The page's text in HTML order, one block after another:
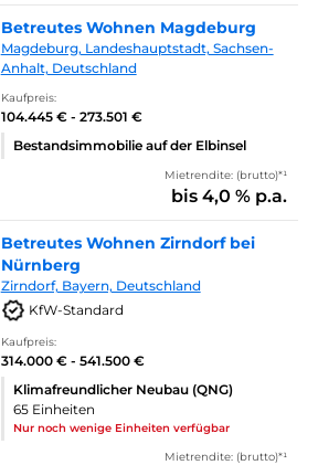
Betreutes Wohnen Magdeburg
Magdeburg, Landeshauptstadt, Sachsen-
Anhalt, Deutschland
Kaufpreis:
104.445 € - 273.501 €
Bestandsimmobilie auf der Elbinsel
Mietrendite: (brutto)*¹
bis 4,0 % p.a.
Betreutes Wohnen Zirndorf bei
Nürnberg
Zirndorf, Bayern, Deutschland
KfW-Standard
Kaufpreis:
314.000 € - 541.500 €
Klimafreundlicher Neubau (QNG)
65 Einheiten
Nur noch wenige Einheiten verfügbar
Mietrendite: (brutto)*¹